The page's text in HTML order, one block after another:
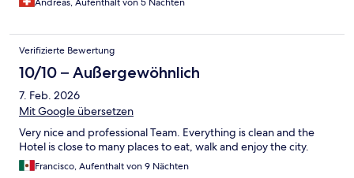
Andreas, Aufenthalt von 5 Nächten
Verifizierte Bewertung
10/10 – Außergewöhnlich
7. Feb. 2026
Mit Google übersetzen
Very nice and professional Team. Everything is clean and the
Hotel is close to many places to eat, walk and enjoy the city.
Francisco, Aufenthalt von 9 Nächten